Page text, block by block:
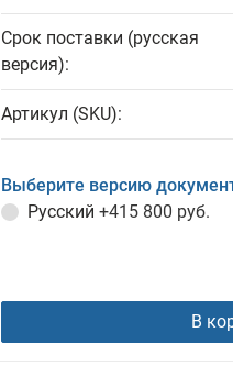
Срок поставки (русская
версия):
Артикул (SKU):
Выберите версию
Русский +415 800 руб.
В